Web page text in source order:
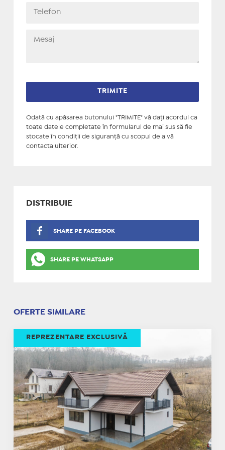
Odată cu apăsarea butonului "TRIMITE" vă daţi acordul ca
toate datele completate în formularul de mai sus să fie
stocate în condiţii de siguranţă cu scopul de a vă
contacta ulterior.
DISTRIBUIE
SHARE PE FACEBOOK
SHARE PE WHATSAPP
OFERTE SIMILARE
REPREZENTARE EXCLUSIVĂ